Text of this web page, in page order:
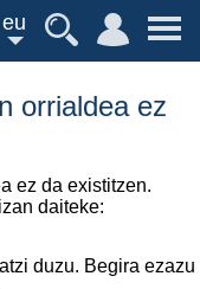
eu
orrialdea ez
ez da existitzen.
daiteke:
duzu. Begira ezazu